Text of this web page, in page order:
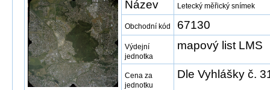
Název Letecký měřický snímek
Obchodní kód 67130
Výdejní
jednotka
mapový list LMS
Cena za
jednotku
Dle Vyhlášky č.